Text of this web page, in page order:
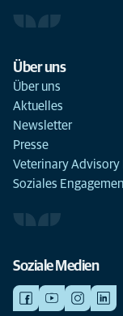
Über uns
Über uns
Aktuelles
Newsletter
Presse
Veterinary Advisory
Soziales
Soziale Medien